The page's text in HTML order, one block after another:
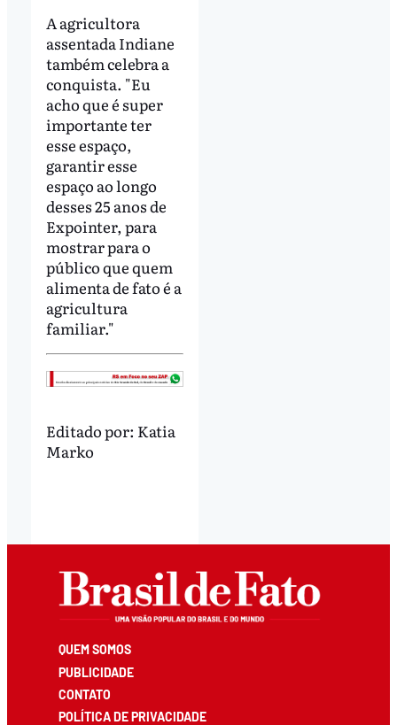
A agricultora
assentada Indiane
também celebra a
conquista. "Eu
acho que é super
importante ter
esse espaço,
garantir esse
espaço ao longo
desses 25 anos de
Expointer, para
mostrar para o
público que quem
alimenta de fato é a
agricultura
familiar."
Editado por: Katia
Marko
QUEM SOMOS
PUBLICIDADE
CONTATO
POLÍTICA DE PRIVACIDADE